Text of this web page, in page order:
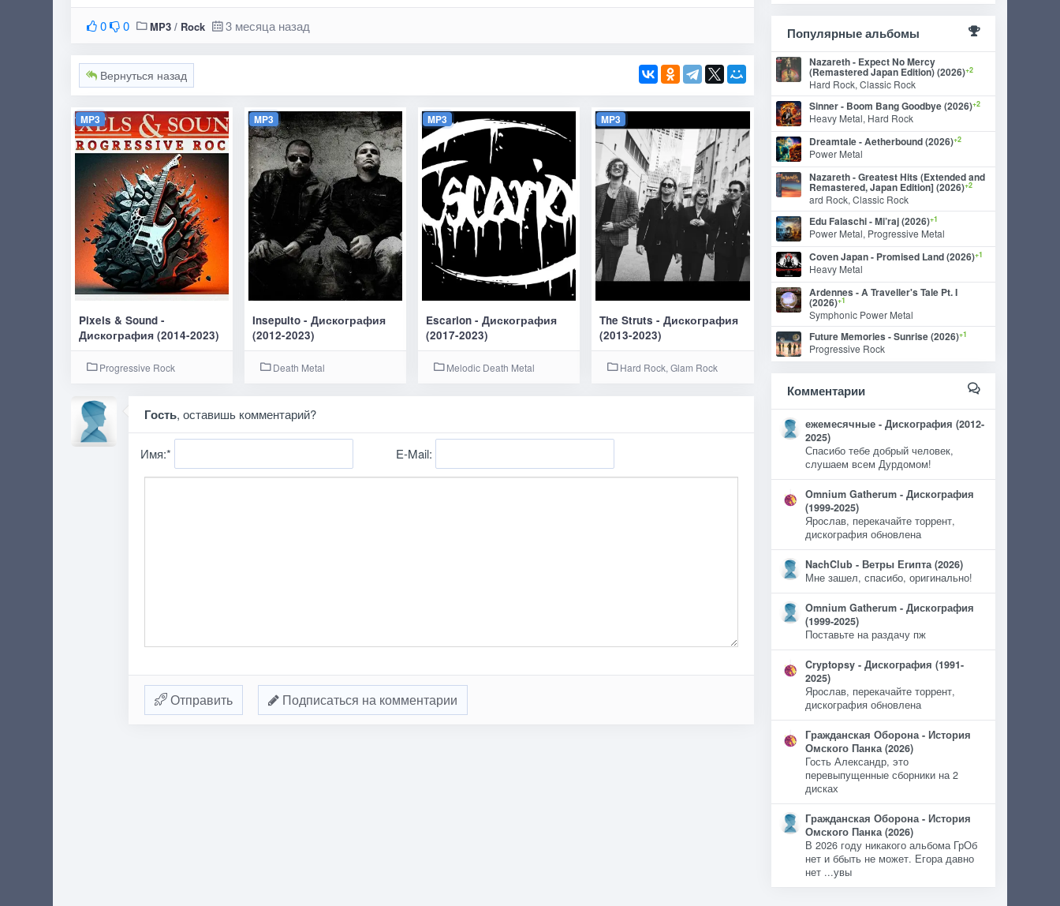
0 0 MP3/ Rock 3 месяца назад
Вернуться назад
MP3
Pixels & Sound -
Дискография (2014-2023)
Progressive Rock
MP3
Insepulto - Дискография
(2012-2023)
Death Metal
MP3
Escarion - Дискография
(2017-2023)
Melodic Death Metal
MP3
The Struts - Дискография
(2013-2023)
Hard Rock, Glam Rock
Гость, оставишь комментарий?
Имя:* E-Mail:
Отправить Подписаться на комментарии
Популярные альбомы
Nazareth - Expect No Mercy
(Remastered Japan Edition) (2026)+2
Hard Rock, Classic Rock
Sinner - Boom Bang Goodbye (2026)+2
Heavy Metal, Hard Rock
Dreamtale - Aetherbound (2026)+2
Power Metal
Nazareth - Greatest Hits (Extended and
Remastered, Japan Edition] (2026)+2
ard Rock, Classic Rock
Edu Falaschi - Mi’raj (2026)+1
Power Metal, Progressive Metal
Coven Japan - Promised Land (2026)+1
Heavy Metal
Ardennes - A Traveller's Tale Pt. I
(2026)+1
Symphonic Power Metal
Future Memories - Sunrise (2026)+1
Progressive Rock
Комментарии
ежемесячные - Дискография (2012-
2025)
Спасибо тебе добрый человек,
слушаем всем Дурдомом!
Omnium Gatherum - Дискография
(1999-2025)
Ярослав, перекачайте торрент,
дискография обновлена
NachClub - Ветры Египта (2026)
Мне зашел, спасибо, оригинально!
Omnium Gatherum - Дискография
(1999-2025)
Поставьте на раздачу пж
Cryptopsy - Дискография (1991-
2025)
Ярослав, перекачайте торрент,
дискография обновлена
Гражданская Оборона - История
Омского Панка (2026)
Гость Александр, это
перевыпущенные сборники на 2
дисках
Гражданская Оборона - История
Омского Панка (2026)
В 2026 году никакого альбома ГрОб
нет и ббыть не может. Егора давно
нет ...увы